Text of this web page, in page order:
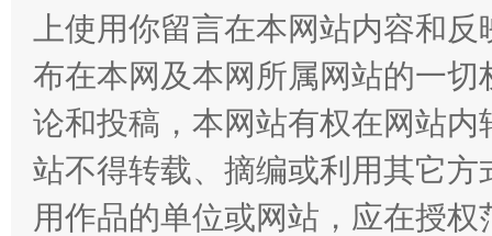
国家大学科技园优化重塑工作
上使用你留言在本网站内容和
布在本网及本网所属网站的一
论和投稿，本网站有权在网站
站不得转载、摘编或利用其它
用作品的单位或网站，应在授